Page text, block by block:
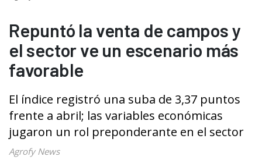
Repuntó la venta de campos y
el sector ve un escenario más
favorable
El índice registró una suba de 3,37 puntos
frente a abril; las variables económicas
jugaron un rol preponderante en el sector
Agrofy News